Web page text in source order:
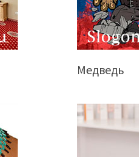
Медведь